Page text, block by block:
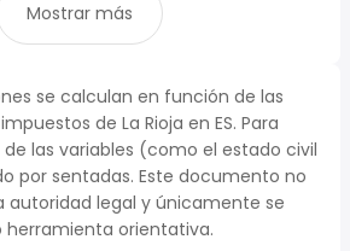
Mostrar más
se calculan en función de las
de La Rioja en ES. Para
las variables (como el estado civil
por sentadas. Este documento no
autoridad legal y únicamente se
herramienta orientativa.